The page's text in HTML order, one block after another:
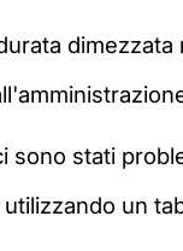
sono stati
un